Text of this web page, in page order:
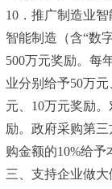
10．推广制造业
智能制造（含“数
500万元奖励。每
业分别给予50万
元、10万元奖励
励。政府采购第
购金额的10%给予
三、支持企业做大